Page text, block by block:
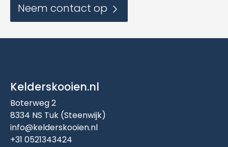
Neem contact op
Kelderskooien.nl
Boterweg 2
8334 NS Tuk (Steenwijk)
info@kelderskooien.nl
+31 0521343424